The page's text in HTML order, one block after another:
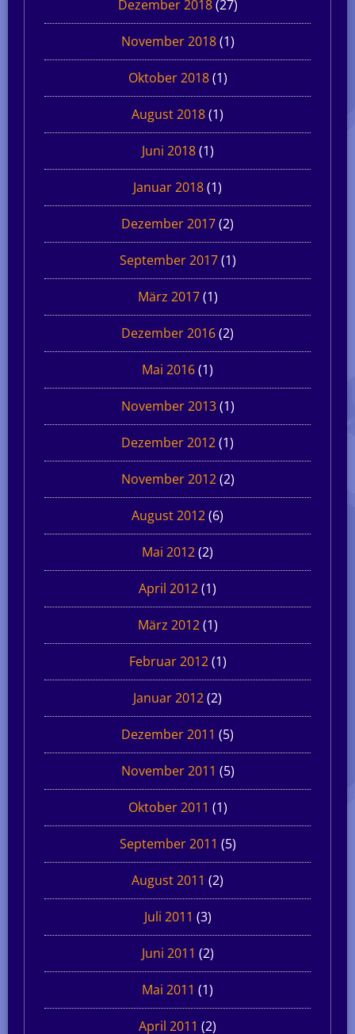
Dezember 2018(27)
November 2018(1)
Oktober 2018(1)
August 2018(1)
Juni 2018(1)
Januar 2018(1)
Dezember 2017(2)
September 2017(1)
März 2017(1)
Dezember 2016(2)
Mai 2016(1)
November 2013(1)
Dezember 2012(1)
November 2012(2)
August 2012(6)
Mai 2012(2)
April 2012(1)
März 2012(1)
Februar 2012(1)
Januar 2012(2)
Dezember 2011 (5)
November 2011 (5)
Oktober 2011 (1)
September 2011 (5)
August 2011 (2)
Juli 2011 (3)
Juni 2011 (2)
Mai 2011 (1)
April 2011 (2)